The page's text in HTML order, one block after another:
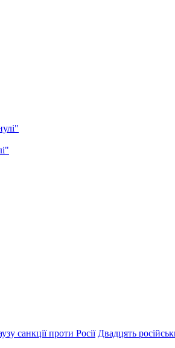
санкції проти Росії Двадцять